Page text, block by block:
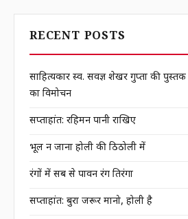
RECENT POSTS
साहित्यकार स्व. सर्वज्ञ शेखर गुप्ता की
का विमोचन
सप्ताहांत: रहिमन पानी राखिए
भूल न जाना होली की ठिठोली में
रंगों में सब से पावन रंग तिरंगा
सप्ताहांत: बुरा जरूर मानो, होली है